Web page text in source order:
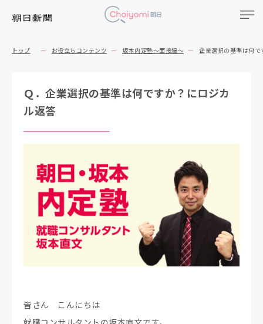
トップ お役立ちコンテンツ 坂本内定塾～面接編～ 企業選択の基準は何
Ｑ．企業選択の基準は何ですか？にロジカ
ル返答
皆さん こんにちは